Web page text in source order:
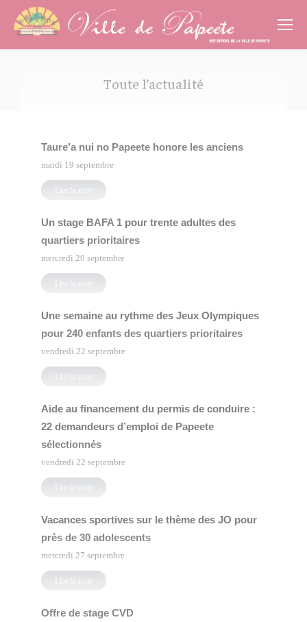
Toute l’actualité
Taure’a nui no Papeete honore les anciens
mardi 19 septembre
Lire la suite
Un stage BAFA 1 pour trente adultes des
quartiers prioritaires
mercredi 20 septembre
Lire la suite
Une semaine au rythme des Jeux Olympiques
pour 240 enfants des quartiers prioritaires
vendredi 22 septembre
Lire la suite
Aide au financement du permis de conduire :
22 demandeurs d’emploi de Papeete
sélectionnés
vendredi 22 septembre
Lire la suite
Vacances sportives sur le thème des JO pour
près de 30 adolescents
mercredi 27 septembre
Lire la suite
Offre de stage CVD
Cookies management panel